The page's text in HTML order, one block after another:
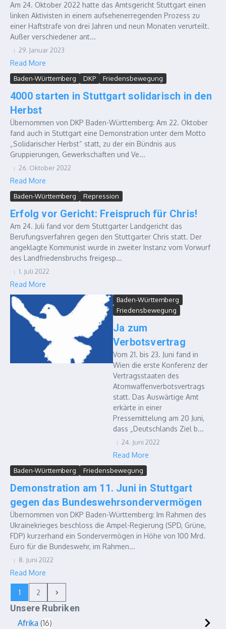
Am 24. Oktober 2022 hatte das Amtsgericht Stuttgart einen
linken Aktivisten in einem aufsehenerregenden Prozess zu
einer Haftstrafe von drei Jahren und neun Monaten verurteilt.
Außer verschiedener ant...
29. Januar 2023
Read More
Baden-Württemberg DKP Friedensbewegung
4000 starten in Stuttgart solidarisch in den
Herbst
Übernommen von DKP Baden-Württemberg: Am 22. Oktober
fand auch in Stuttgart eine Demonstration unter dem Motto
„Solidarischer Herbst“ statt, zu der ein Bündnis aus
Gruppierungen, Gewerkschaften und Ve...
26. Oktober 2022
Read More
Baden-Württemberg Repression
Erfolg vor Gericht: Freispruch für Chris!
Am 24. Juli fand vor dem Stuttgarter Landgericht das
Berufungsverfahren gegen den Stuttgarter Chris statt. Der
angeklagte Kommunist wurde in zweiter Instanz vom Vorwurf
des Landfriedensbruchs freigesp...
1. Juli 2022
Read More
Baden-Württemberg
Friedensbewegung
Ja zum
Verbotsvertrag
Vom 21. bis 23. Juni fand in
Wien die erste Konferenz der
Vertragsstaaten des
Atomwaffenverbotsvertrags
statt. Das Auswärtige Amt
erkärte in einer
Pressemittelung am 20 Juni,
dass „Deutschlands Ziel b...
24. Juni 2022
Read More
Baden-Württemberg Friedensbewegung
Demonstration am 11. Juni in Stuttgart
gegen das Bundeswehrsondervermögen
Übernommen von DKP Baden-Württemberg: Im Rahmen des
Ukrainekrieges beschloss die Ampel-Regierung (SPD, Grüne,
FDP) kurzerhand ein Sondervermögen in Höhe von 100 Mrd.
Euro für die Bundeswehr, im Rahmen...
8. Juni 2022
Read More
1 2
Unsere Rubriken
Afrika 16